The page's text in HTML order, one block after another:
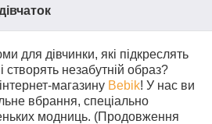
для дівчинки, які підкреслять
створять незабутній образ?
магазину Bebik! У нас ви
вбрання, спеціально
модниць. (Продовження